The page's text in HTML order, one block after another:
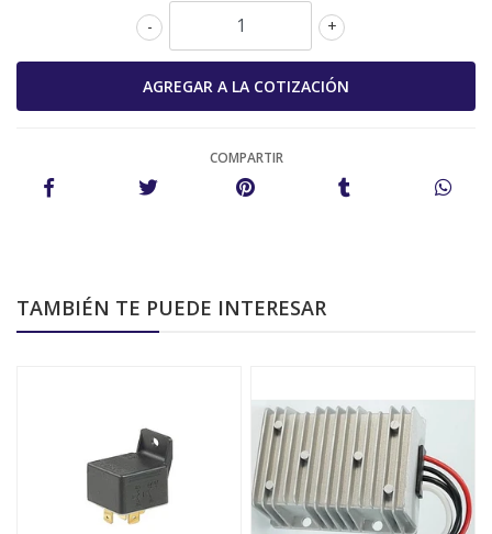
+
-
COMPARTIR
TAMBIÉN TE PUEDE INTERESAR